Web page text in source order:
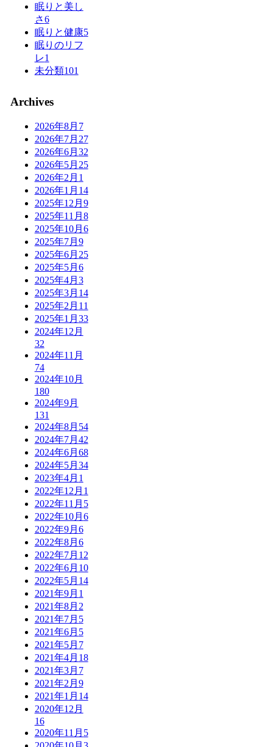
眠りと美し
さ6
眠りと健康5
眠りのリフ
レ1
未分類101
Archives
2026年8月 7
2026年7月 27
2026年6月 32
2026年5月 25
2026年2月 1
2026年1月 14
2025年12月 9
2025年11月 8
2025年10月 6
2025年7月 9
2025年6月 25
2025年5月 6
2025年4月 3
2025年3月 14
2025年2月 11
2025年1月 33
2024年12月
32
2024年11月
74
2024年10月
180
2024年9月
131
2024年8月 54
2024年7月 42
2024年6月 68
2024年5月 34
2023年4月 1
2022年12月 1
2022年11月 5
2022年10月 6
2022年9月 6
2022年8月 6
2022年7月 12
2022年6月 10
2022年5月 14
2021年9月 1
2021年8月 2
2021年7月 5
2021年6月 5
2021年5月 7
2021年4月 18
2021年3月 7
2021年2月 9
2021年1月 14
2020年12月
16
2020年11月 5